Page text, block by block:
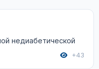
недиабетической
+43